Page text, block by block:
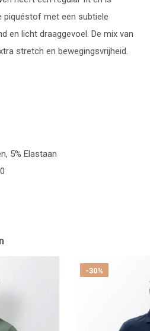
met een subtiele
en licht draaggevoel. De mix van
stretch en bewegingsvrijheid.
5% Elastaan
-30%